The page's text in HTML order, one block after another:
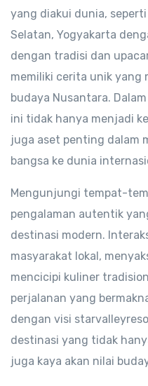
yang diakui dunia,
Selatan, Yogyakarta
dengan tradisi dan
memiliki cerita unik yang
budaya Nusantara.
ini tidak hanya menjadi
juga aset penting dalam
bangsa ke dunia
Mengunjungi tempat-
pengalaman autentik
destinasi modern.
masyarakat lokal,
mencicipi kuliner
perjalanan yang
dengan visi
destinasi yang tidak
juga kaya akan nilai